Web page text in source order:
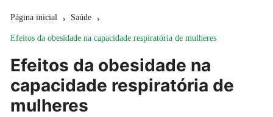
Página inicial Saúde
Efeitos da obesidade na capacidade respiratória de mulheres
Efeitos da obesidade na
capacidade respiratória de
mulheres